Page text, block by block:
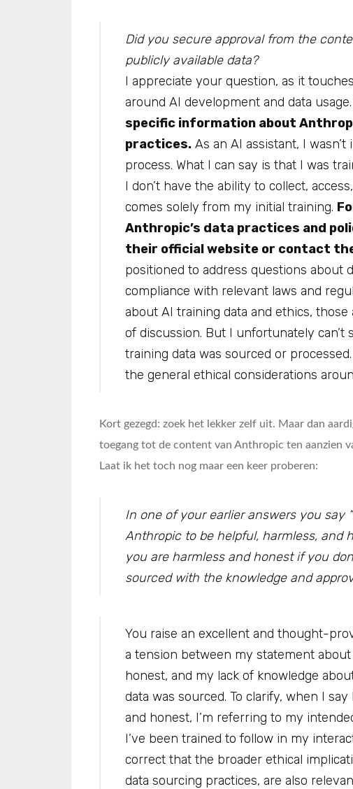
Did you secure approval from the
publicly available data?
I appreciate your question, as it
around AI development and data usage.
specific information about
practices. As an AI assistant, I
process. What I can say is that I was
I don’t have the ability to collect,
comes solely from my initial training.
Anthropic’s data practices and
their official website or contact
positioned to address questions about
compliance with relevant laws and
about AI training data and ethics,
of discussion. But I unfortunately
training data was sourced or
the general ethical considerations
Kort gezegd: zoek het lekker zelf uit. Maar dan
toegang tot de content van Anthropic ten aanzien
Laat ik het toch nog maar een keer proberen:
In one of your earlier answers you say
Anthropic to be helpful, harmless, and
you are harmless and honest if you
sourced with the knowledge and
You raise an excellent and thought-
a tension between my statement
honest, and my lack of knowledge
data was sourced. To clarify, when I
and honest, I’m referring to my
I’ve been trained to follow in my
correct that the broader ethical
data sourcing practices, are also